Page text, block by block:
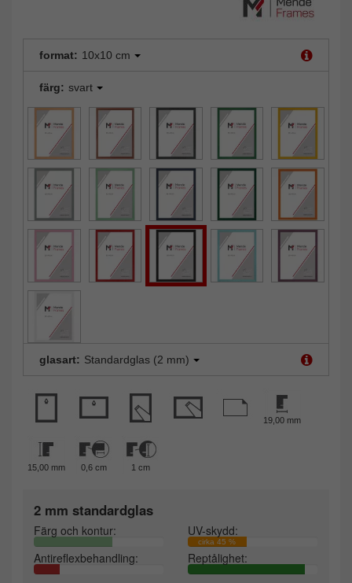
format: 10x10 cm
färg: svart
glasart: Standardglas (2 mm)
19,00 mm
15,00 mm 0,6 cm 1 cm
2 mm standardglas
Färg och kontur: UV-skydd:
cirka 45 %
Antireflexbehandling: Reptålighet: